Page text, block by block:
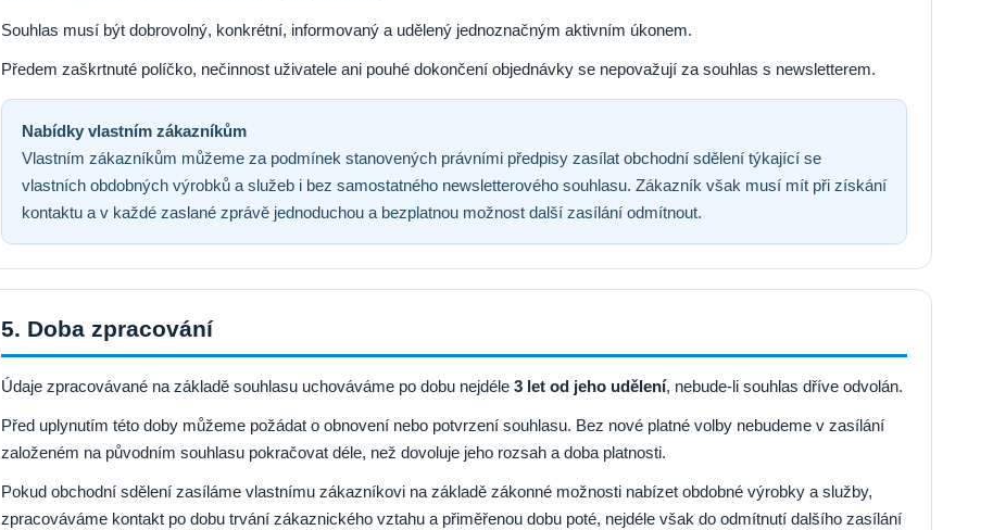
Souhlas musí být dobrovolný, konkrétní, informovaný a udělený jednoznačným aktivním úkonem.
Předem zaškrtnuté políčko, nečinnost uživatele ani pouhé dokončení objednávky se nepovažují za souhlas s newsletterem.
Nabídky vlastním zákazníkům
Vlastním zákazníkům můžeme za podmínek stanovených právními předpisy zasílat obchodní sdělení týkající se
vlastních obdobných výrobků a služeb i bez samostatného newsletterového souhlasu. Zákazník však musí mít při získání
kontaktu a v každé zaslané zprávě jednoduchou a bezplatnou možnost další zasílání odmítnout.
5. Doba zpracování
Údaje zpracovávané na základě souhlasu uchováváme po dobu nejdéle 3 let od jeho udělení, nebude-li souhlas dříve odvolán.
Před uplynutím této doby můžeme požádat o obnovení nebo potvrzení souhlasu. Bez nové platné volby nebudeme v zasílání
založeném na původním souhlasu pokračovat déle, než dovoluje jeho rozsah a doba platnosti.
Pokud obchodní sdělení zasíláme vlastnímu zákazníkovi na základě zákonné možnosti nabízet obdobné výrobky a služby,
zpracováváme kontakt po dobu trvání zákaznického vztahu a přiměřenou dobu poté, nejdéle však do odmítnutí dalšího zasílání